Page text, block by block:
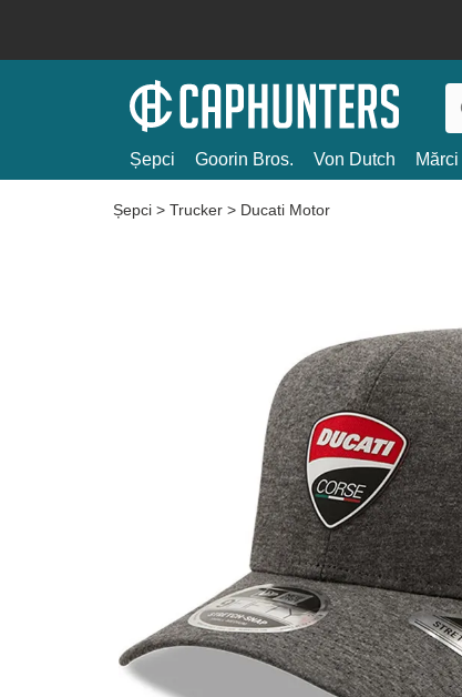
Șepci Goorin Bros. Von Dutch Mărci
Șepci > Trucker > Ducati Motor